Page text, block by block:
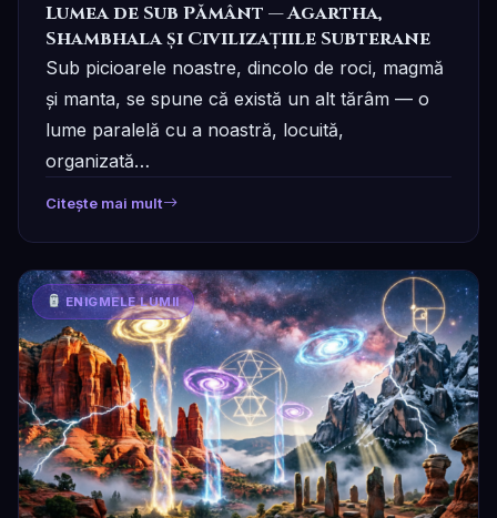
Lumea de Sub Pământ — Agartha,
Shambhala și Civilizațiile Subterane
Sub picioarele noastre, dincolo de roci, magmă
și manta, se spune că există un alt tărâm — o
lume paralelă cu a noastră, locuită,
organizată…
Citește mai mult
ENIGMELE LUMII